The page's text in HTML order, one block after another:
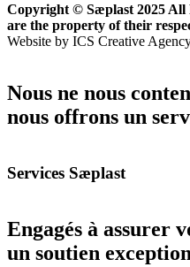
Copyright © Sæplast 2025 All
are the property of their
Website by ICS Creative
Nous ne nous
nous offrons un
Services Sæplast
Engagés à assurer
un soutien